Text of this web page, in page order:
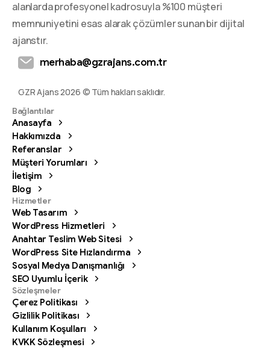
alanlarda profesyonel kadrosuyla %100 müşteri
memnuniyetini esas alarak çözümler sunan bir dijital
ajanstır.
merhaba@gzrajans.com.tr
GZR Ajans 2026 © Tüm hakları saklıdır.
Bağlantılar
Anasayfa
Hakkımızda
Referanslar
Müşteri Yorumları
İletişim
Blog
Hizmetler
Web Tasarım
WordPress Hizmetleri
Anahtar Teslim Web Sitesi
WordPress Site Hızlandırma
Sosyal Medya Danışmanlığı
SEO Uyumlu İçerik
Sözleşmeler
Çerez Politikası
Gizlilik Politikası
Kullanım Koşulları
KVKK Sözleşmesi